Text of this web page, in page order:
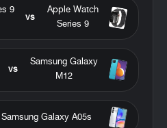
Apple Watch
Series 9
vs
9
Samsung Galaxy
M12
vs
Samsung Galaxy A05s